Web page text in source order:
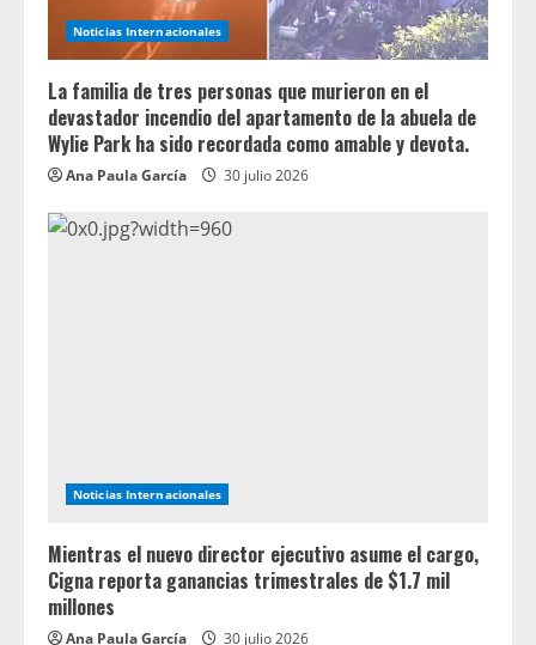
Noticias Internacionales
La familia de tres personas que murieron en el
devastador incendio del apartamento de la abuela de
Wylie Park ha sido recordada como amable y devota.
Ana Paula García 30 julio 2026
Noticias Internacionales
Mientras el nuevo director ejecutivo asume el cargo,
Cigna reporta ganancias trimestrales de $1.7 mil
millones
Ana Paula García 30 julio 2026